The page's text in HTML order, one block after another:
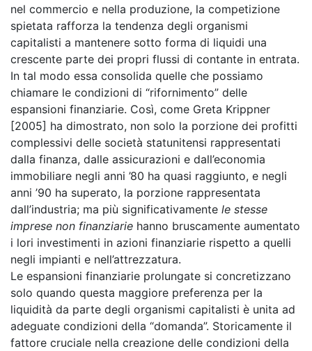
nel commercio e nella produzione, la competizione
spietata rafforza la tendenza degli organismi
capitalisti a mantenere sotto forma di liquidi una
crescente parte dei propri flussi di contante in entrata.
In tal modo essa consolida quelle che possiamo
chiamare le condizioni di “rifornimento” delle
espansioni finanziarie. Così, come Greta Krippner
[2005] ha dimostrato, non solo la porzione dei profitti
complessivi delle società statunitensi rappresentati
dalla finanza, dalle assicurazioni e dall’economia
immobiliare negli anni ’80 ha quasi raggiunto, e negli
anni ’90 ha superato, la porzione rappresentata
dall’industria; ma più significativamente le stesse
imprese non finanziarie hanno bruscamente aumentato
i lori investimenti in azioni finanziarie rispetto a quelli
negli impianti e nell’attrezzatura.
Le espansioni finanziarie prolungate si concretizzano
solo quando questa maggiore preferenza per la
liquidità da parte degli organismi capitalisti è unita ad
adeguate condizioni della “domanda”. Storicamente il
fattore cruciale nella creazione delle condizioni della